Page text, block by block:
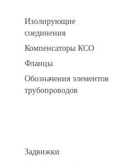
Изолирующие
соединения
Компенсаторы КСО
Фланцы
Обозначения элементов
трубопроводов
Задвижки